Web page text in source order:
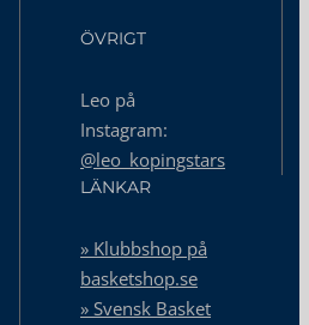
ÖVRIGT
Leo på
Instagram:
@leo_kopingstars
LÄNKAR
» Klubbshop på
basketshop.se
» Svensk Basket